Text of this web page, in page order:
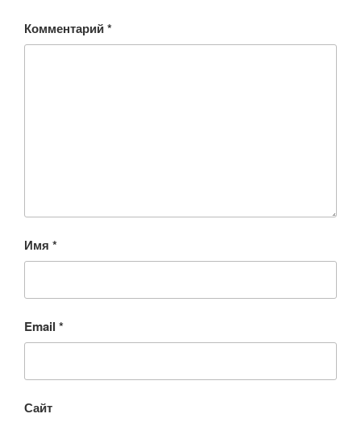
Комментарий*
Имя *
Email *
Сайт